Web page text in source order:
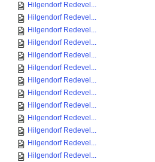
Hilgendorf Redevel...
Hilgendorf Redevel...
Hilgendorf Redevel...
Hilgendorf Redevel...
Hilgendorf Redevel...
Hilgendorf Redevel...
Hilgendorf Redevel...
Hilgendorf Redevel...
Hilgendorf Redevel...
Hilgendorf Redevel...
Hilgendorf Redevel...
Hilgendorf Redevel...
Hilgendorf Redevel...